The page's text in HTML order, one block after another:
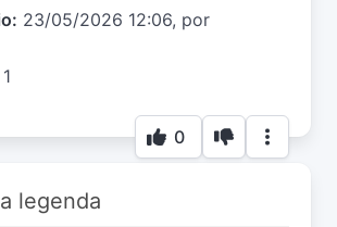
23/05/2026 12:06, por
1
0
legenda